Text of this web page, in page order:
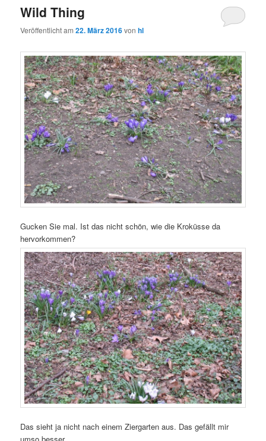
Wild Thing
Veröffentlicht am22. März 2016vonhl
Gucken Sie mal. Ist das nicht schön, wie die Kroküsse da
hervorkommen?
Das sieht ja nicht nach einem Ziergarten aus. Das gefällt mir